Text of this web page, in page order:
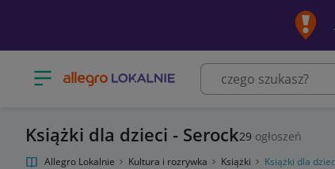
Otwórz menu z kategoriami
Książki dla dzieci - Serock29 ogłoszeń
Allegro Lokalnie Kultura i rozrywka Książki Książki dla